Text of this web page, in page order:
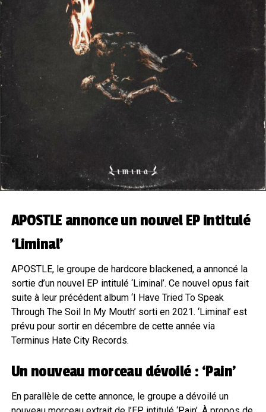
APOSTLE annonce un nouvel EP intitulé
‘Liminal’
APOSTLE, le groupe de hardcore blackened, a annoncé la
sortie d’un nouvel EP intitulé ‘Liminal’. Ce nouvel opus fait
suite à leur précédent album ‘I Have Tried To Speak
Through The Soil In My Mouth’ sorti en 2021. ‘Liminal’ est
prévu pour sortir en décembre de cette année via
Terminus Hate City Records.
Un nouveau morceau dévoilé : ‘Pain’
En parallèle de cette annonce, le groupe a dévoilé un